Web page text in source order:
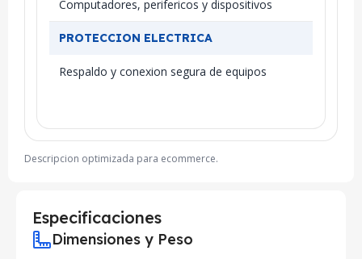
Computadores, perifericos y dispositivos
PROTECCION ELECTRICA
Respaldo y conexion segura de equipos
Descripcion optimizada para ecommerce.
Especificaciones
Dimensiones y Peso